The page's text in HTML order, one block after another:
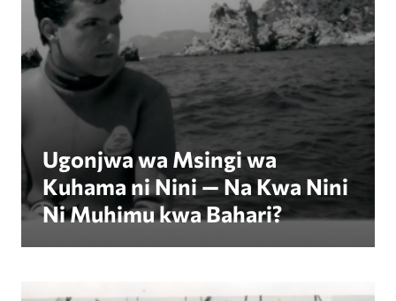
Ugonjwa wa Msingi wa
Kuhama ni Nini — Na Kwa Nini
Ni Muhimu kwa Bahari?
Revive Our Ocean Huzindua Bahari Yetu Katika